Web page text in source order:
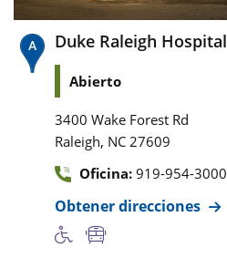
Duke Raleigh Hospital
Abierto
3400 Wake Forest Rd
Raleigh, NC 27609
Oficina: 919-954-3000
Obtener direcciones